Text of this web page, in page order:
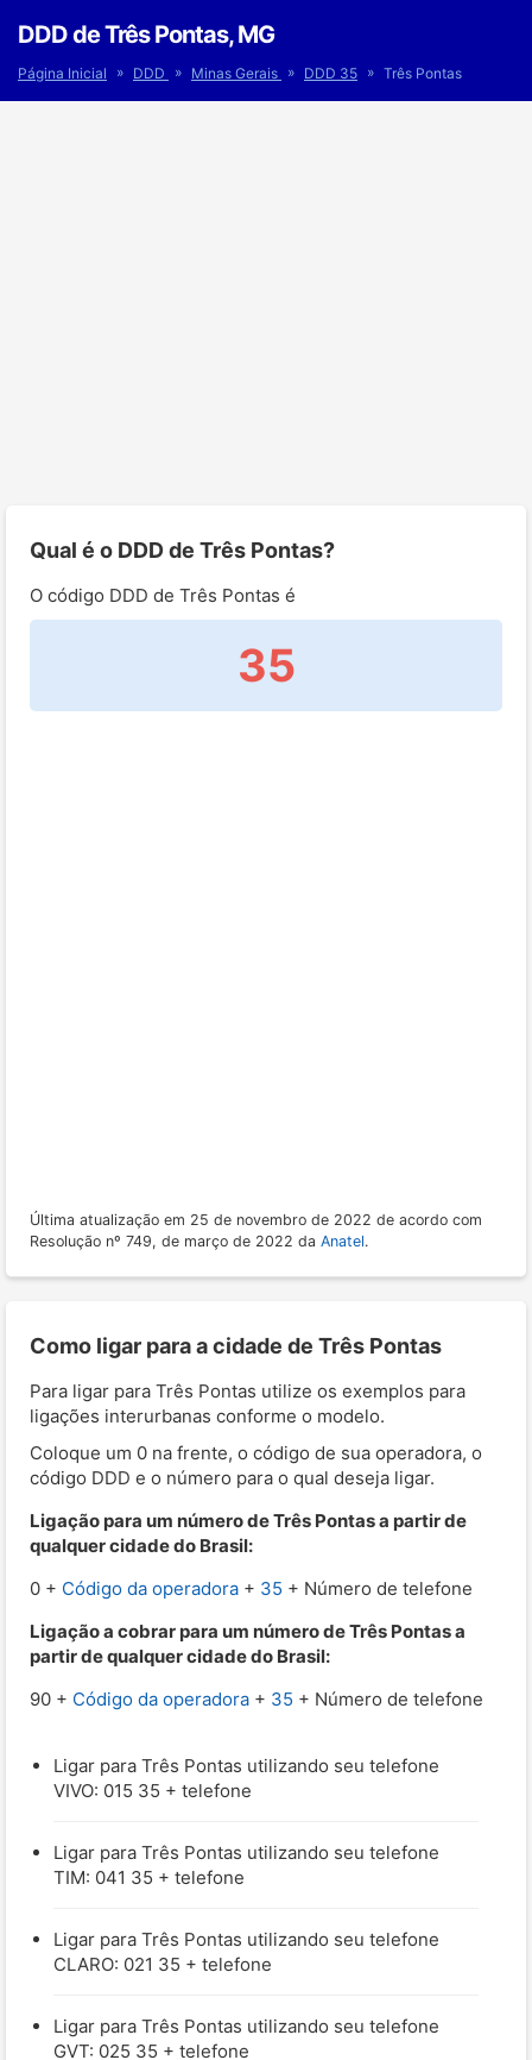
DDD de Três Pontas, MG
Página Inicial » DDD » Minas Gerais » DDD 35 » Três Pontas
Qual é o DDD de Três Pontas?
O código DDD de Três Pontas é
35
Última atualização em 25 de novembro de 2022 de acordo com
Resolução nº 749, de março de 2022 da Anatel.
Como ligar para a cidade de Três Pontas
Para ligar para Três Pontas utilize os exemplos para
ligações interurbanas conforme o modelo.
Coloque um 0 na frente, o código de sua operadora, o
código DDD e o número para o qual deseja ligar.
Ligação para um número de Três Pontas a partir de
qualquer cidade do Brasil:
0 + Código da operadora + 35 + Número de telefone
Ligação a cobrar para um número de Três Pontas a
partir de qualquer cidade do Brasil:
90 + Código da operadora + 35 + Número de telefone
Ligar para Três Pontas utilizando seu telefone
VIVO: 015 35 + telefone
Ligar para Três Pontas utilizando seu telefone
TIM: 041 35 + telefone
Ligar para Três Pontas utilizando seu telefone
CLARO: 021 35 + telefone
Ligar para Três Pontas utilizando seu telefone
GVT: 025 35 + telefone